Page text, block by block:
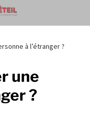
à l’étranger ?
une
?